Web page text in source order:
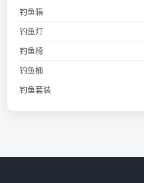
钓鱼箱
钓鱼灯
钓鱼椅
钓鱼桶
钓鱼套装